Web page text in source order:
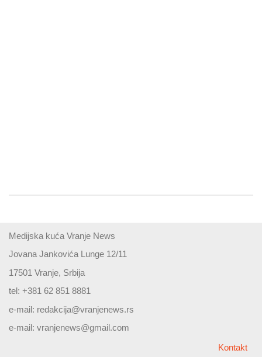
Medijska kuća Vranje News
Jovana Jankovića Lunge 12/11
17501 Vranje, Srbija
tel: +381 62 851 8881
e-mail: redakcija@vranjenews.rs
e-mail: vranjenews@gmail.com
Kontakt